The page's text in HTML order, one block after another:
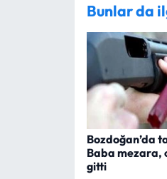
Bunlar da
Bozdoğan’da
Baba mezara,
gitti